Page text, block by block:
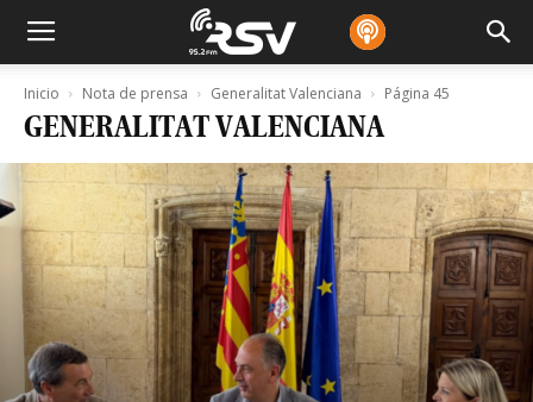
Inicio Nota de prensa Generalitat Valenciana Página 45
GENERALITAT VALENCIANA